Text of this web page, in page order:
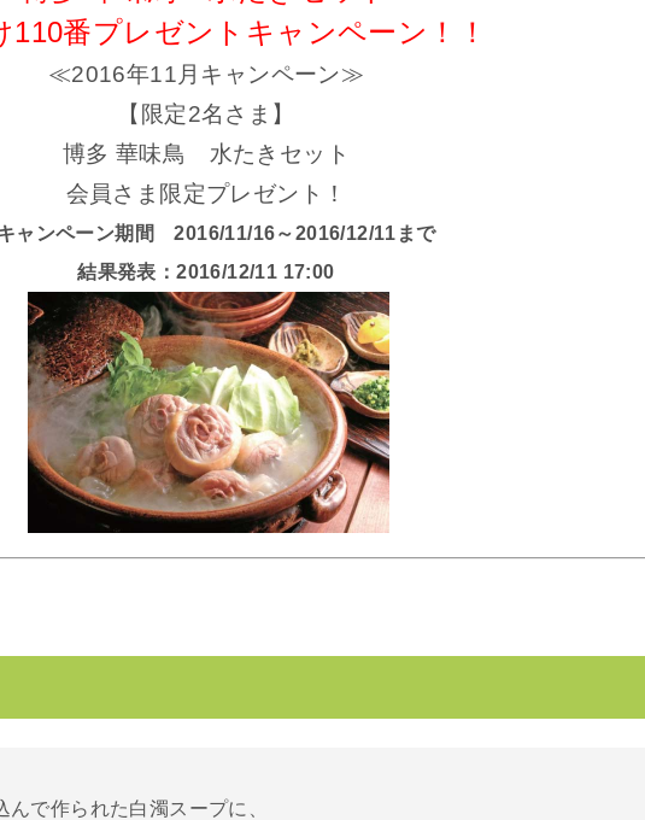
110番プレゼントキャンペーン！！
≪2016年11月キャンペーン≫
【限定2名さま】
博多 華味鳥 水たきセット
会員さま限定プレゼント！
ャンペーン期間 2016/11/16～2016/12/11まで
結果発表：2016/12/11 17:00
で作られた白濁スープに、